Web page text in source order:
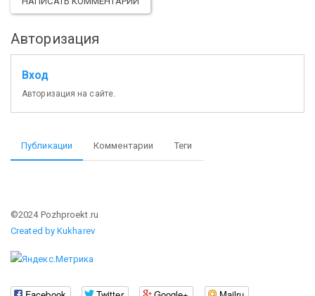
Авторизация
Вход
Авторизация на сайте.
Публикации Комментарии Теги
©2024 Pozhproekt.ru
Created by Kukharev